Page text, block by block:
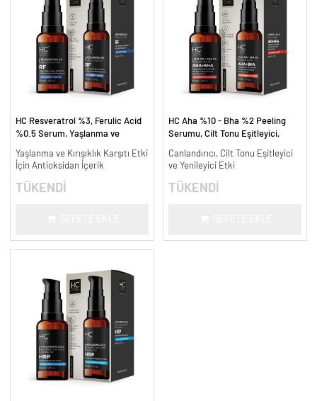
HC Resveratrol %3, Ferulic Acid
%0.5 Serum, Yaşlanma ve
Yaşlanma ve Kırışıklık Karşıtı Etki
İçin Antioksidan İçerik
TÜKENDİ
HC Aha %10 - Bha %2 Peeling
Serumu, Cilt Tonu Eşitleyici,
Canlandırıcı, Cilt Tonu Eşitleyici
ve Yenileyici Etki
TÜKENDİ